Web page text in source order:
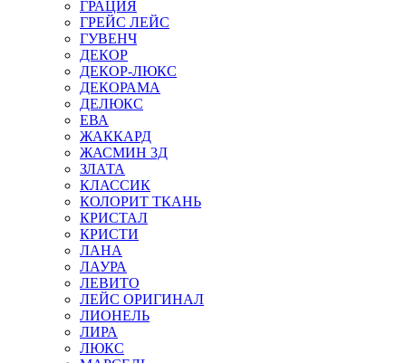
ГРАЦИЯ
ГРЕЙС ЛЕЙС
ГУВЕНЧ
ДЕКОР
ДЕКОР-ЛЮКС
ДЕКОРАМА
ДЕЛЮКС
ЕВА
ЖАККАРД
ЖАСМИН 3Д
ЗЛАТА
КЛАССИК
КОЛОРИТ ТКАНЬ
КРИСТАЛ
КРИСТИ
ЛАНА
ЛАУРА
ЛЕВИТО
ЛЕЙС ОРИГИНАЛ
ЛИОНЕЛЬ
ЛИРА
ЛЮКС